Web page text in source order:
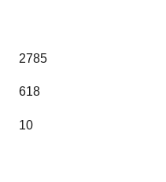
2785
618
10